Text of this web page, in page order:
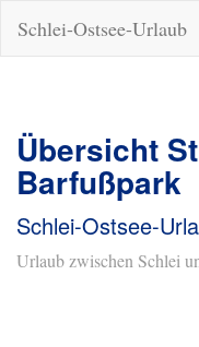
Schlei-Ostsee-Urlaub
Übersicht
Barfußpark
Schlei-Ostsee-
Urlaub zwischen Schlei